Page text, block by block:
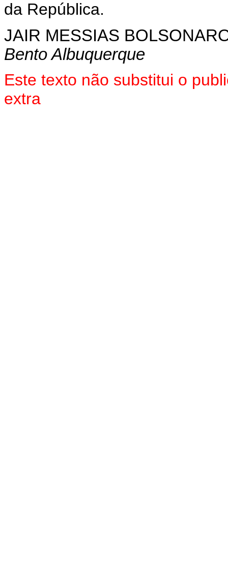
da República.
JAIR MESSIAS
Bento Albuquerque
Este texto não substitui o
extra